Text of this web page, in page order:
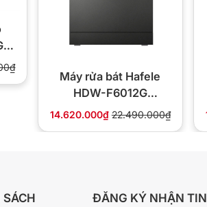
Máy rửa bát Hafele
HDW-F6012G
535.29.672
14.620.000₫ 22.490.000₫
ĐĂNG KÝ NHẬN TIN